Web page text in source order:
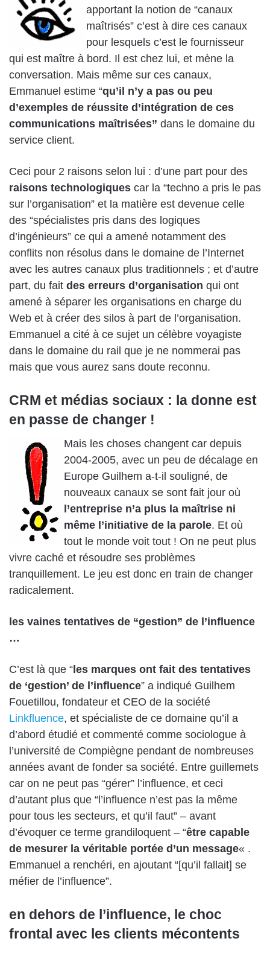
apportant la notion de “canaux
maîtrisés” c’est à dire ces canaux
pour lesquels c’est le fournisseur
qui est maître à bord. Il est chez lui, et mène la
conversation. Mais même sur ces canaux,
Emmanuel estime “qu’il n’y a pas ou peu
d’exemples de réussite d’intégration de ces
communications maîtrisées” dans le domaine du
service client.
Ceci pour 2 raisons selon lui : d’une part pour des
raisons technologiques car la “techno a pris le pas
sur l’organisation” et la matière est devenue celle
des “spécialistes pris dans des logiques
d’ingénieurs” ce qui a amené notamment des
conflits non résolus dans le domaine de l’Internet
avec les autres canaux plus traditionnels ; et d’autre
part, du fait des erreurs d’organisation qui ont
amené à séparer les organisations en charge du
Web et à créer des silos à part de l’organisation.
Emmanuel a cité à ce sujet un célèbre voyagiste
dans le domaine du rail que je ne nommerai pas
mais que vous aurez sans doute reconnu.
CRM et médias sociaux : la donne est
en passe de changer !
Mais les choses changent car depuis
2004-2005, avec un peu de décalage en
Europe Guilhem a-t-il souligné, de
nouveaux canaux se sont fait jour où
l’entreprise n’a plus la maîtrise ni
même l’initiative de la parole. Et où
tout le monde voit tout ! On ne peut plus
vivre caché et résoudre ses problèmes
tranquillement. Le jeu est donc en train de changer
radicalement.
les vaines tentatives de “gestion” de l’influence
…
C’est là que “ les marques ont fait des tentatives
de ‘gestion’ de l’influence” a indiqué Guilhem
Fouetillou, fondateur et CEO de la société
Linkfluence, et spécialiste de ce domaine qu’il a
d’abord étudié et commenté comme sociologue à
l’université de Compiègne pendant de nombreuses
années avant de fonder sa société. Entre guillemets
car on ne peut pas “gérer” l’influence, et ceci
d’autant plus que “l’influence n’est pas la même
pour tous les secteurs, et qu’il faut” – avant
d’évoquer ce terme grandiloquent – “être capable
de mesurer la véritable portée d’un message« .
Emmanuel a renchéri, en ajoutant “[qu’il fallait] se
méfier de l’influence”.
en dehors de l’influence, le choc
frontal avec les clients mécontents